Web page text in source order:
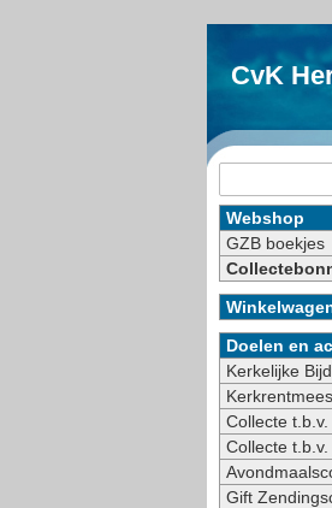
CvK
Webshop
GZB boekjes
Doelen en
Kerkelijke
Collecte
Collecte
Gift